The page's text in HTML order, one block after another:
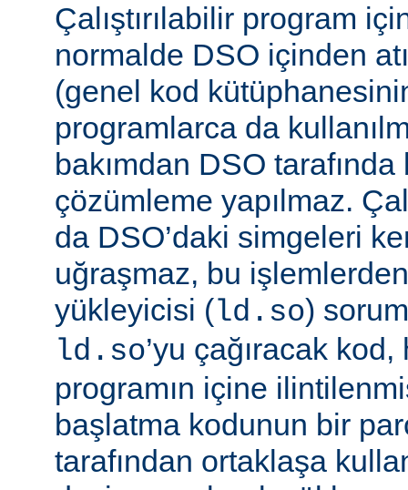
Çalıştırılabilir program
normalde DSO içinden
(genel kod
programlarca da
bakımdan DSO
çözümleme yapılmaz.
da DSO’daki simgeleri
uğraşmaz, bu
yükleyicisi ( ld.so)
ld.so’yu çağıracak kod,
programın içine
başlatma kodunun bir
tarafından ortaklaşa